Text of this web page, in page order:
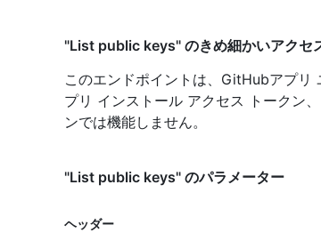
"List public keys" のきめ細かいアクセ
このエンドポイントは、GitHubアプ
プリ インストール アクセス トークン
ンでは機能しません。
"List public keys" のパラメーター
ヘッダー